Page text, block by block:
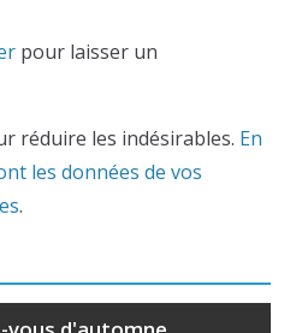
pour laisser un
réduire les indésirables. En
les données de vos
.